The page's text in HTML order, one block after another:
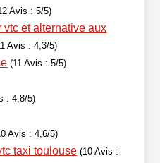
Avis : 5/5)
vtc et alternative aux
Avis : 4,3/5)
(11 Avis : 5/5)
: 4,8/5)
Avis : 4,6/5)
taxi toulouse (10 Avis :